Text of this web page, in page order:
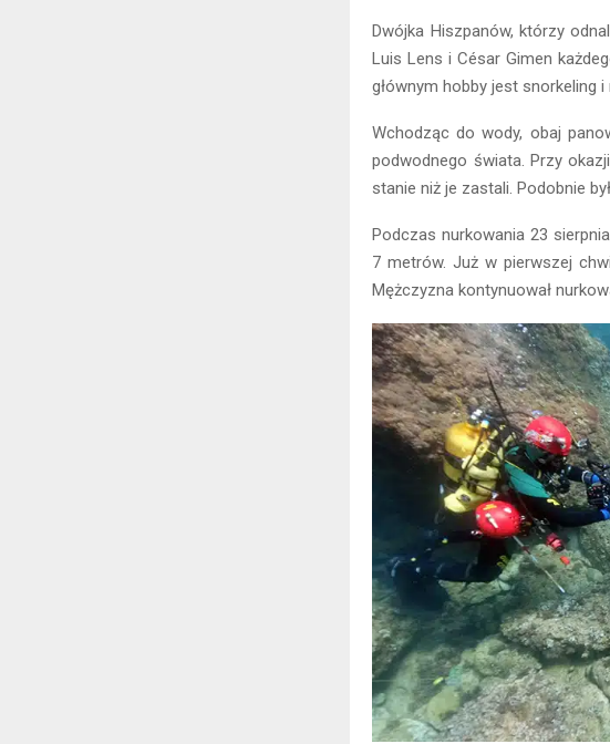
Dwójka Hiszpanów, którzy
Luis Lens i César Gimen
głównym hobby jest snorkeling
Wchodząc do wody, obaj
podwodnego świata. Przy
stanie niż je zastali. Podobnie
Podczas nurkowania 23
7 metrów. Już w pierwszej
Mężczyzna kontynuował